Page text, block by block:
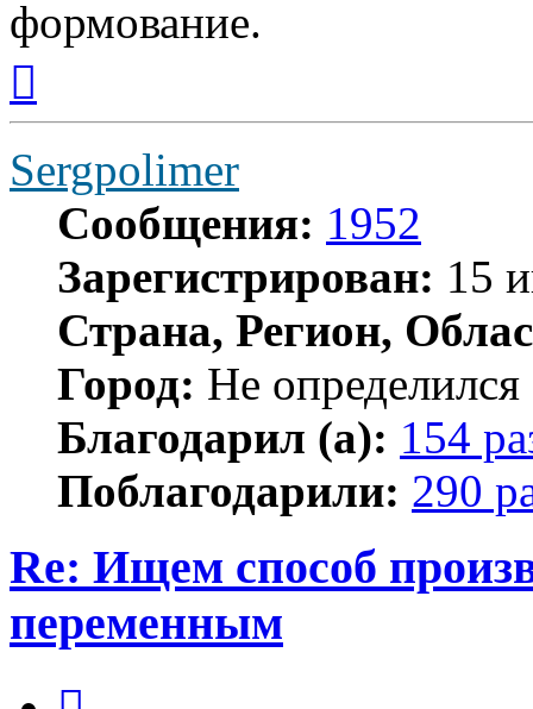
формование.
началу
Sergpolimer
Сообщения: 1952
Зарегистрирован: 15
Страна, Регион,
Город: Не определился
Благодарил (а): 154
Поблагодарили: 290
Re: Ищем способ
переменным